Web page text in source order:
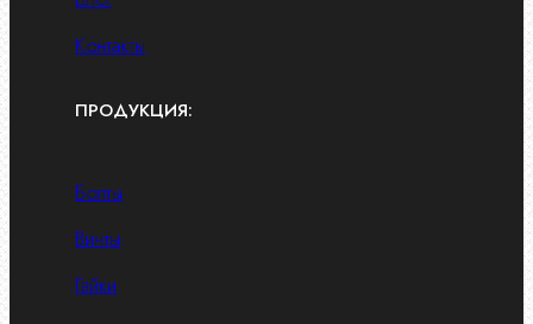
Контакты
ПРОДУКЦИЯ:
Болты
Винты
Гайки